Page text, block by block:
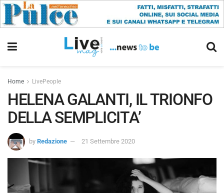
Home LivePeople
HELENA GALANTI, IL TRIONFO
DELLA SEMPLICITA’
by Redazione 21 Settembre 2020